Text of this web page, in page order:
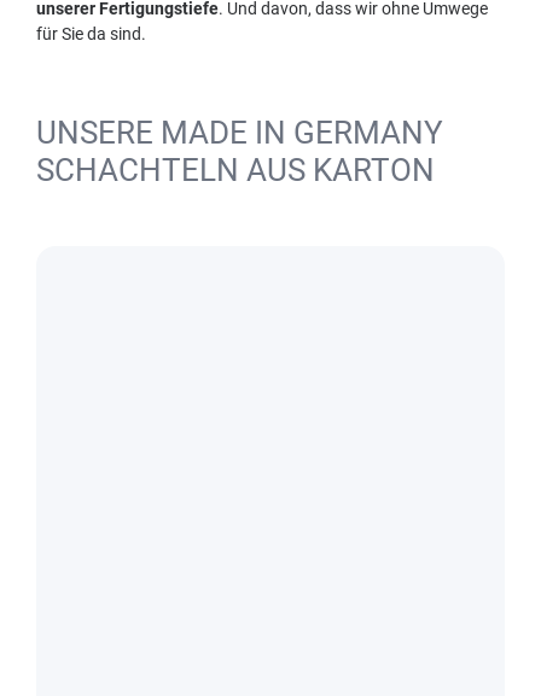
unserer Fertigungstiefe. Und davon, dass wir ohne Umwege
für Sie da sind.
UNSERE MADE IN GERMANY
SCHACHTELN AUS KARTON